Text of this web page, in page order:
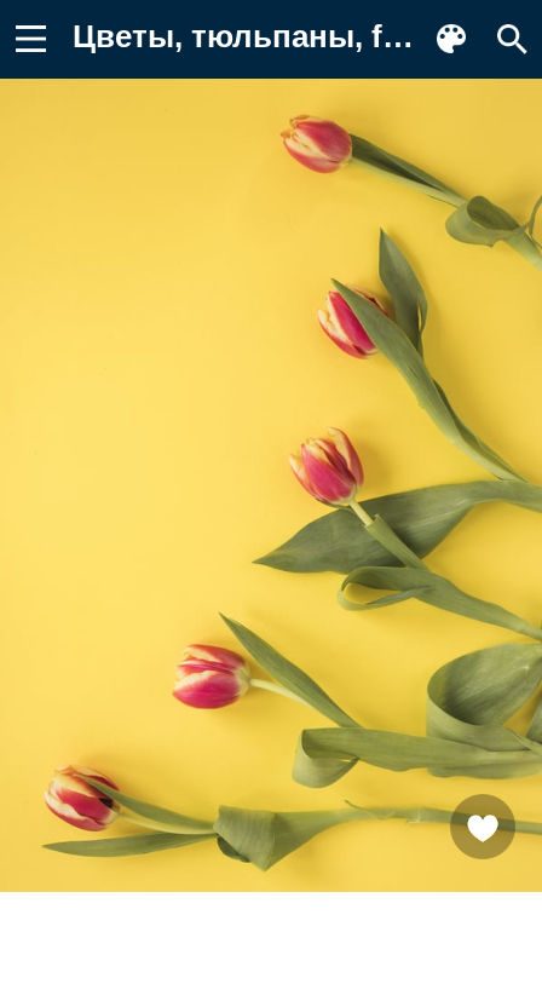
Цветы, тюльпаны, fresh, flowers, red Картинка